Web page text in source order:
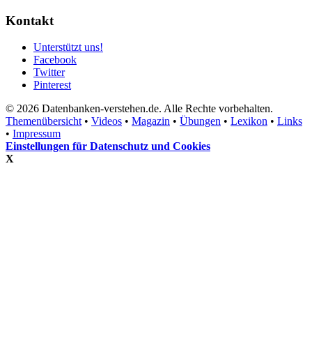
Kontakt
Unterstützt uns!
Facebook
Twitter
Pinterest
© 2026 Datenbanken-verstehen.de. Alle Rechte vorbehalten.
Themenübersicht • Videos • Magazin • Übungen • Lexikon • Links
• Impressum
Einstellungen für Datenschutz und Cookies
X